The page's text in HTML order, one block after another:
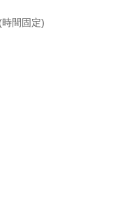
間固定)